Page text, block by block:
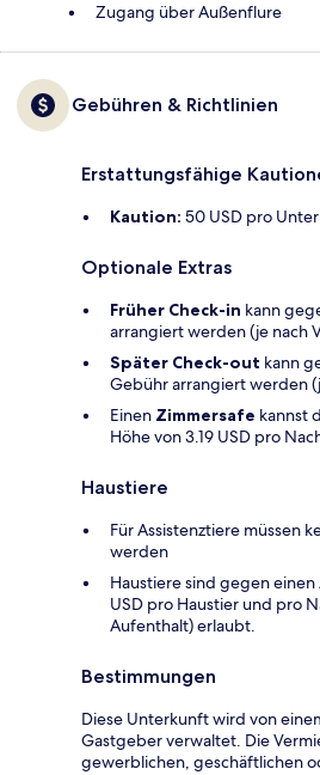
Zugang über Außenflure
Gebühren & Richtlinien
Erstattungsfähige
Kaution: 50 USD pro
Optionale Extras
Früher Check-in kann
arrangiert werden (je nach
Später Check-out kann
Gebühr arrangiert werden
Einen Zimmersafe kannst
Höhe von 3.19 USD pro
Haustiere
Für Assistenztiere müssen
werden
Haustiere sind gegen einen
USD pro Haustier und pro
Aufenthalt) erlaubt.
Bestimmungen
Diese Unterkunft wird von
Gastgeber verwaltet. Die
gewerblichen, geschäftlichen